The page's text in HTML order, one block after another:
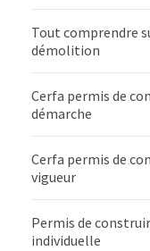
Tout comprendre
démolition
Cerfa permis de
démarche
Cerfa permis de
vigueur
Permis de
individuelle